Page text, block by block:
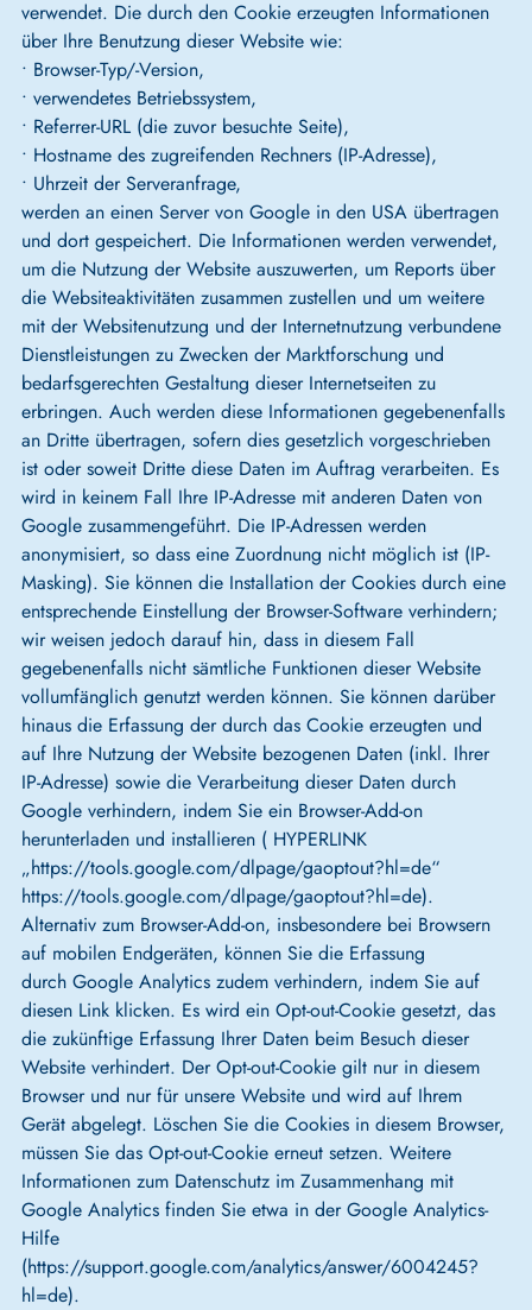
verwendet. Die durch den Cookie erzeugten Informationen
über Ihre Benutzung dieser Website wie:
• Browser-Typ/-Version,
• verwendetes Betriebssystem,
• Referrer-URL (die zuvor besuchte Seite),
• Hostname des zugreifenden Rechners (IP-Adresse),
• Uhrzeit der Serveranfrage,
werden an einen Server von Google in den USA übertragen
und dort gespeichert. Die Informationen werden verwendet,
um die Nutzung der Website auszuwerten, um Reports über
die Websiteaktivitäten zusammen zustellen und um weitere
mit der Websitenutzung und der Internetnutzung verbundene
Dienstleistungen zu Zwecken der Marktforschung und
bedarfsgerechten Gestaltung dieser Internetseiten zu
erbringen. Auch werden diese Informationen gegebenenfalls
an Dritte übertragen, sofern dies gesetzlich vorgeschrieben
ist oder soweit Dritte diese Daten im Auftrag verarbeiten. Es
wird in keinem Fall Ihre IP-Adresse mit anderen Daten von
Google zusammengeführt. Die IP-Adressen werden
anonymisiert, so dass eine Zuordnung nicht möglich ist (IP-
Masking). Sie können die Installation der Cookies durch eine
entsprechende Einstellung der Browser-Software verhindern;
wir weisen jedoch darauf hin, dass in diesem Fall
gegebenenfalls nicht sämtliche Funktionen dieser Website
vollumfänglich genutzt werden können. Sie können darüber
hinaus die Erfassung der durch das Cookie erzeugten und
auf Ihre Nutzung der Website bezogenen Daten (inkl. Ihrer
IP-Adresse) sowie die Verarbeitung dieser Daten durch
Google verhindern, indem Sie ein Browser-Add-on
herunterladen und installieren ( HYPERLINK
„https://tools.google.com/dlpage/gaoptout?hl=de“
https://tools.google.com/dlpage/gaoptout?hl=de).
Alternativ zum Browser-Add-on, insbesondere bei Browsern
auf mobilen Endgeräten, können Sie die Erfassung
durch Google Analytics zudem verhindern, indem Sie auf
diesen Link klicken. Es wird ein Opt-out-Cookie gesetzt, das
die zukünftige Erfassung Ihrer Daten beim Besuch dieser
Website verhindert. Der Opt-out-Cookie gilt nur in diesem
Browser und nur für unsere Website und wird auf Ihrem
Gerät abgelegt. Löschen Sie die Cookies in diesem Browser,
müssen Sie das Opt-out-Cookie erneut setzen. Weitere
Informationen zum Datenschutz im Zusammenhang mit
Google Analytics finden Sie etwa in der Google Analytics-
Hilfe
(https://support.google.com/analytics/answer/6004245?
hl=de).